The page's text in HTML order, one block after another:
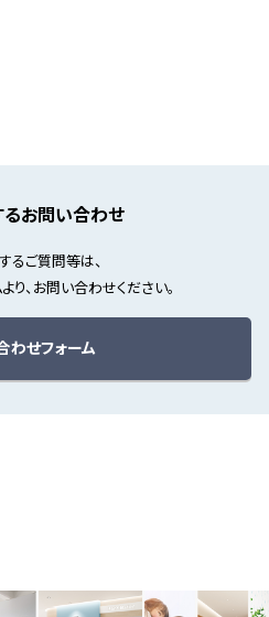
るお問い合わせ
るご質問等は、
り、お問い合わせください。
わせフォーム